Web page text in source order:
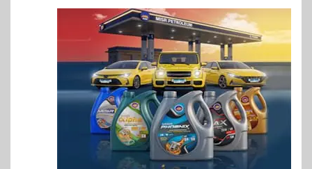
بنك QNB مصر يعزز جاهزية
المشروعات الصغيرة والمتوسطة
للنمو والتوسع
9 اخبار
فيكسد مصر و”حلول” تتشاركان
في تطوير أول منصة للسياحة
الصحية في مصر والشرق الأوسط
وأفريقيا Tour4Cure